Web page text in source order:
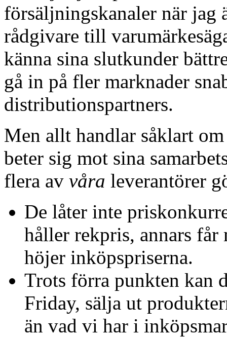
försäljningskanaler när jag
rådgivare till
känna sina slutkunder
gå in på fler marknader
distributionspartners.
Men allt handlar såklart
beter sig mot sina
flera av våra leverantörer
De låter inte
håller rekpris, annars får
höjer inköpspriserna.
Trots förra punkten kan
Friday, sälja ut
än vad vi har i